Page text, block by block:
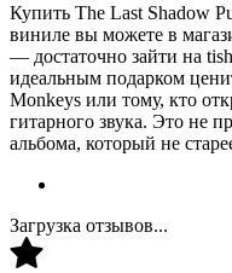
Купить The Last Shadow
виниле вы можете в
— достаточно зайти на
идеальным подарком
Monkeys или тому, кто
гитарного звука. Это не
альбома, который не
Загрузка отзывов...